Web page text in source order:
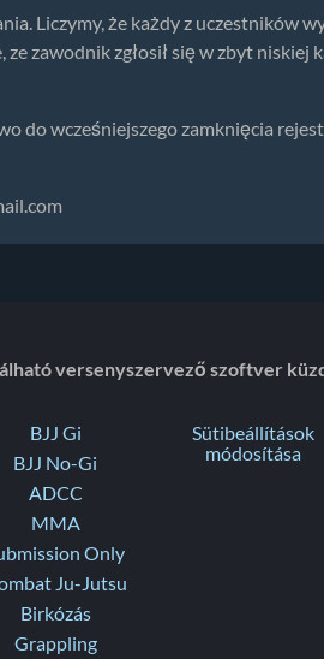
Liczymy, że każdy z uczestników
zawodnik zgłosił się w zbyt
do wcześniejszego zamknięcia
versenyszervező szoftver
BJJ Gi
BJJ No-Gi
ADCC
MMA
Only
Ju-Jutsu
Birkózás
Grappling
Sütibeállítások
módosítása